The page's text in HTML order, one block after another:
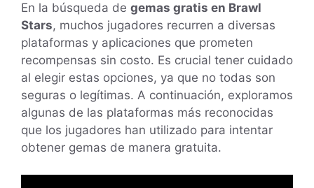
En la búsqueda de gemas gratis en Brawl
Stars, muchos jugadores recurren a diversas
plataformas y aplicaciones que prometen
recompensas sin costo. Es crucial tener cuidado
al elegir estas opciones, ya que no todas son
seguras o legítimas. A continuación, exploramos
algunas de las plataformas más reconocidas
que los jugadores han utilizado para intentar
obtener gemas de manera gratuita.